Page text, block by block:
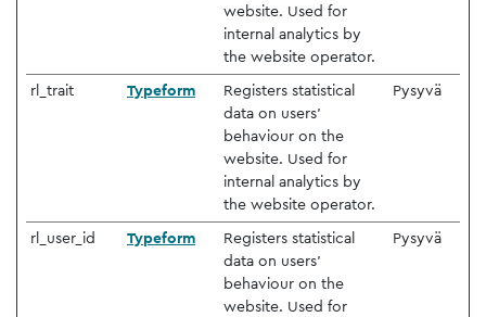
website. Used for
internal analytics by
the website operator.
rl_trait Typeform
Registers statistical
data on users'
behaviour on the
website. Used for
internal analytics by
the website operator.
Pysyvä
rl_user_id Typeform
Registers statistical
data on users'
behaviour on the
website. Used for
Pysyvä